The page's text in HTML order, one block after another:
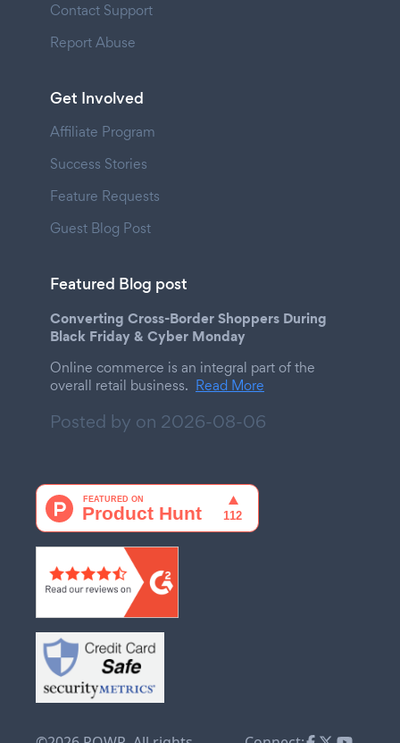
Contact Support
Report Abuse
Get Involved
Affiliate Program
Success Stories
Feature Requests
Guest Blog Post
Featured Blog post
Converting Cross-Border Shoppers During
Black Friday & Cyber Monday
Online commerce is an integral part of the
overall retail business. Read More
Posted by on 2026-08-06